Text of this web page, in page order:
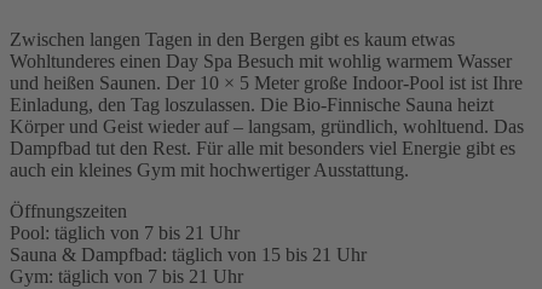
Zwischen langen Tagen in den Bergen gibt es kaum etwas
Wohltunderes einen Day Spa Besuch mit wohlig warmem Wasser
und heißen Saunen. Der 10 × 5 Meter große Indoor-Pool ist ist Ihre
Einladung, den Tag loszulassen. Die Bio-Finnische Sauna heizt
Körper und Geist wieder auf – langsam, gründlich, wohltuend. Das
Dampfbad tut den Rest. Für alle mit besonders viel Energie gibt es
auch ein kleines Gym mit hochwertiger Ausstattung.
Öffnungszeiten
Pool: täglich von 7 bis 21 Uhr
Sauna & Dampfbad: täglich von 15 bis 21 Uhr
Gym: täglich von 7 bis 21 Uhr